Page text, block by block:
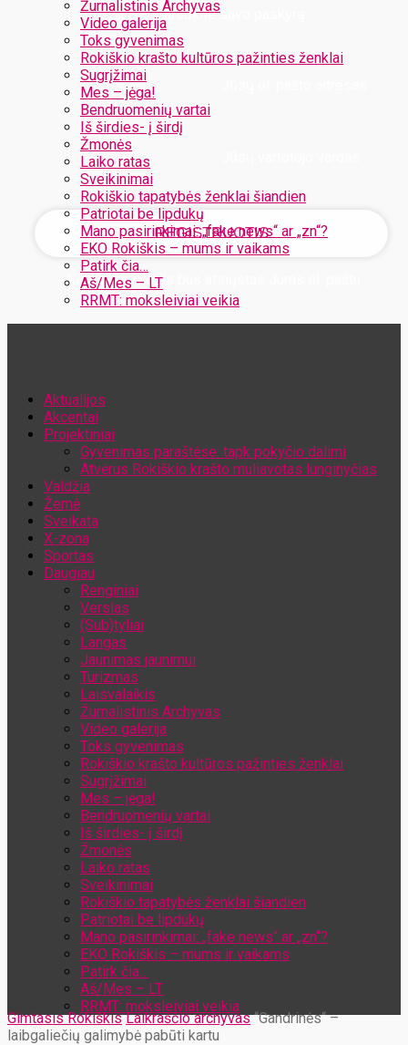
Žurnalistinis Archyvas
Video galerija
Toks gyvenimas
Rokiškio krašto kultūros pažinties ženklai
Sugrįžimai
Mes – jėga!
Bendruomenių vartai
Iš širdies- į širdį
Žmonės
Laiko ratas
Sveikinimai
Rokiškio tapatybės ženklai šiandien
Patriotai be lipdukų
Mano pasirinkimai: „fake news“ ar „zn“?
EKO Rokiškis – mums ir vaikams
Patirk čia…
Aš/Mes – LT
RRMT: moksleiviai veikia
Užregistruokite savo paskyrą
Jūsų slaptažodis bus atsiųstas Jums el. paštu
Aktualijos
Akcentai
Projektiniai
Gyvenimas paraštėse: tapk pokyčio dalimi
Atvėrus Rokiškio krašto muliavotas lunginyčias
Valdžia
Žemė
Sveikata
X-zona
Sportas
Daugiau
Renginiai
Verslas
(Sub)tyliai
Langas
Jaunimas jaunimui
Turizmas
Laisvalaikis
Žurnalistinis Archyvas
Video galerija
Toks gyvenimas
Rokiškio krašto kultūros pažinties ženklai
Sugrįžimai
Mes – jėga!
Bendruomenių vartai
Iš širdies- į širdį
Žmonės
Laiko ratas
Sveikinimai
Rokiškio tapatybės ženklai šiandien
Patriotai be lipdukų
Mano pasirinkimai: „fake news“ ar „zn“?
EKO Rokiškis – mums ir vaikams
Patirk čia…
Aš/Mes – LT
RRMT: moksleiviai veikia
Gimtasis Rokiškis Laikraščio archyvas “Gandrinės“ –
laibgaliečių galimybė pabūti kartu